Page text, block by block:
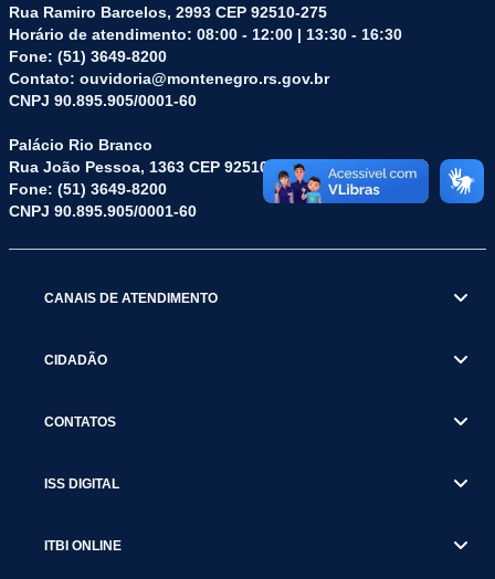
Rua Ramiro Barcelos, 2993 CEP 92510-275
Horário de atendimento: 08:00 - 12:00 | 13:30 - 16:30
Fone: (51) 3649-8200
Contato: ouvidoria@montenegro.rs.gov.br
CNPJ 90.895.905/0001-60
Palácio Rio Branco
Rua João Pessoa, 1363 CEP 92510-045
Fone: (51) 3649-8200
CNPJ 90.895.905/0001-60
CANAIS DE ATENDIMENTO
CIDADÃO
CONTATOS
ISS DIGITAL
ITBI ONLINE